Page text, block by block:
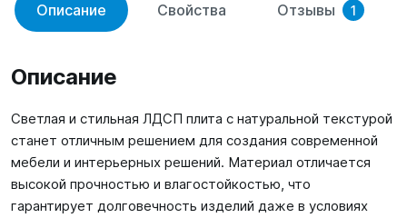
Описание Свойства Отзывы 1
Описание
Светлая и стильная ЛДСП плита с натуральной текстурой
станет отличным решением для создания современной
мебели и интерьерных решений. Материал отличается
высокой прочностью и влагостойкостью, что
гарантирует долговечность изделий даже в условиях